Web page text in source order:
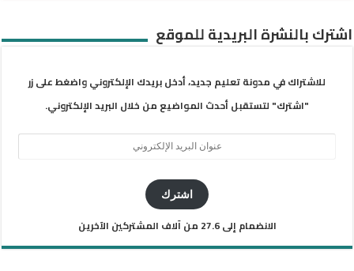
اشترك بالنشرة البريدية للموقع
للاشتراك في مدونة تعليم جديد، أدخل بريدك الإلكتروني واضغط على زر
"اشترك" لتستقبل أحدث المواضيع من خلال البريد الإلكتروني.
اشترك
الانضمام إلى 27.6 من آلاف المشتركين الآخرين